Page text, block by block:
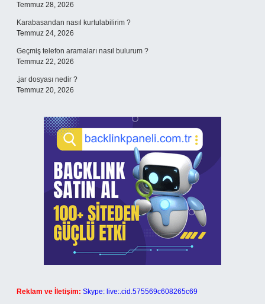
Temmuz 28, 2026
Karabasandan nasıl kurtulabilirim ?
Temmuz 24, 2026
Geçmiş telefon aramaları nasıl bulurum ?
Temmuz 22, 2026
.jar dosyası nedir ?
Temmuz 20, 2026
Reklam ve İletişim: Skype: live:.cid.575569c608265c69